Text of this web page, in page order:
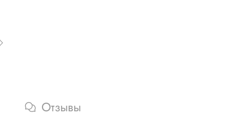
Отзывы